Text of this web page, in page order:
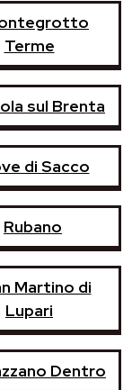
Terme
sul Brenta
di Sacco
Rubano
Martino di
Lupari
Dentro